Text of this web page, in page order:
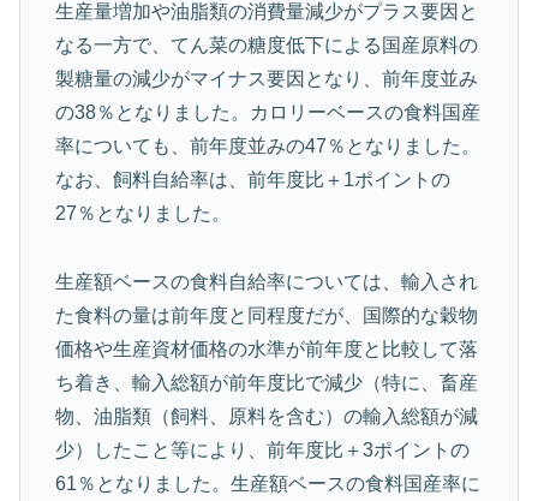
生産量増加や油脂類の消費量減少がプラス要因と
なる一方で、てん菜の糖度低下による国産原料の
製糖量の減少がマイナス要因となり、前年度並み
の38％となりました。カロリーベースの食料国産
率についても、前年度並みの47％となりました。
なお、飼料自給率は、前年度比＋1ポイントの
27％となりました。
生産額ベースの食料自給率については、輸入され
た食料の量は前年度と同程度だが、国際的な穀物
価格や生産資材価格の水準が前年度と比較して落
ち着き、輸入総額が前年度比で減少（特に、畜産
物、油脂類（飼料、原料を含む）の輸入総額が減
少）したこと等により、前年度比＋3ポイントの
61％となりました。生産額ベースの食料国産率に